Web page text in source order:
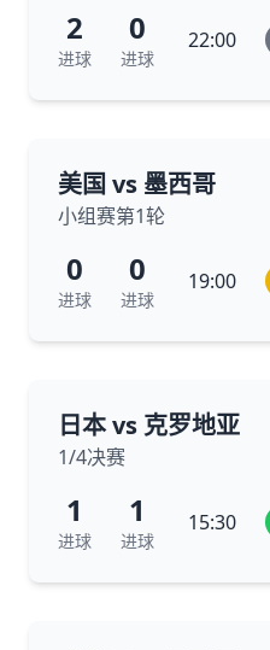
2
进球
0
进球
22:00
美国 vs 墨西哥
小组赛第1轮
0
进球
0
进球
19:00
日本 vs 克罗地亚
1/4决赛
1
进球
1
进球
15:30